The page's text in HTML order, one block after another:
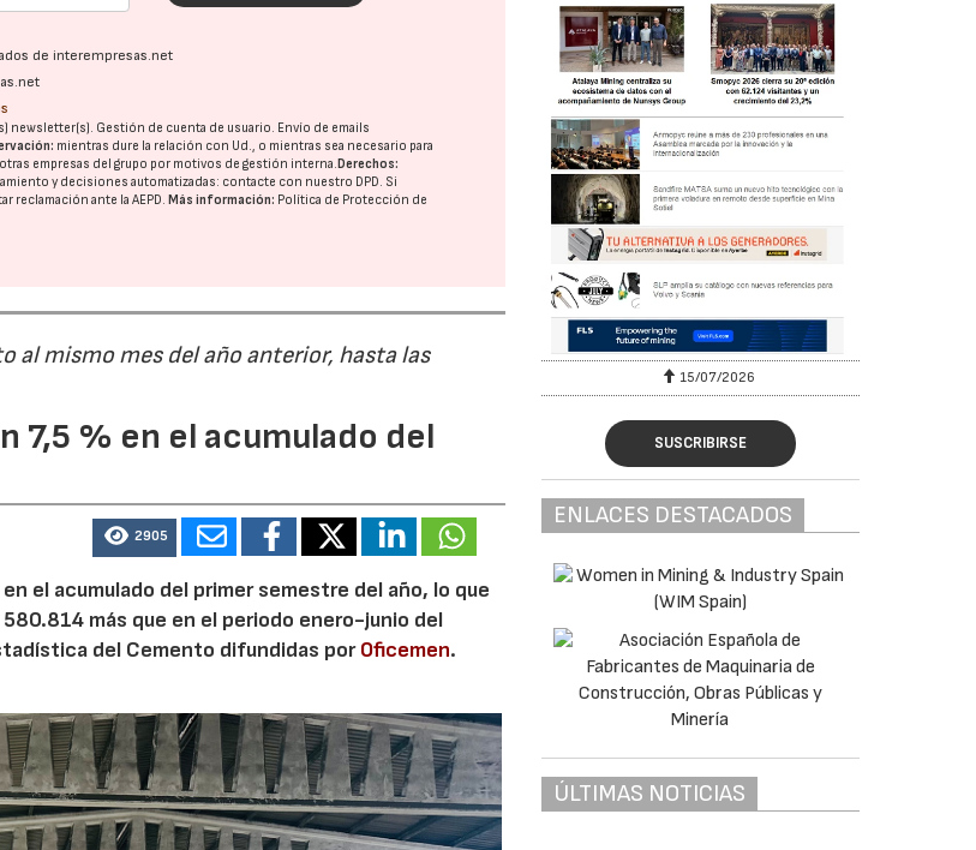
de interempresas.net
newsletter(s). Gestión de cuenta de usuario. Envío de emails
mientras dure la relación con Ud., o mientras sea necesario para
empresas del grupo por motivos de gestión interna.Derechos:
y decisiones automatizadas: contacte con nuestro DPD. Si
reclamación ante laAEPD.Más información: Política de Protección de
al mismo mes del año anterior, hasta las
7,5 % en el acumulado del
2905
el acumulado del primer semestre del año, lo que
más que en el periodo enero-junio del
del Cemento difundidas porOficemen.
15/07/2026
SUSCRIBIRSE
ENLACES DESTACADOS
ÚLTIMAS NOTICIAS